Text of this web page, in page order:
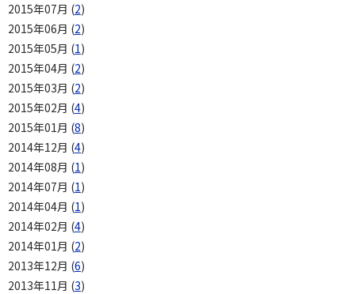
2015年07月 (2)
2015年06月 (2)
2015年05月 (1)
2015年04月 (2)
2015年03月 (2)
2015年02月 (4)
2015年01月 (8)
2014年12月 (4)
2014年08月 (1)
2014年07月 (1)
2014年04月 (1)
2014年02月 (4)
2014年01月 (2)
2013年12月 (6)
2013年11月 (3)